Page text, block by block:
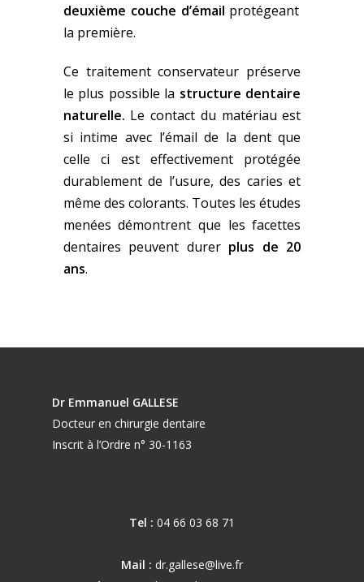
deuxième couche d’émail protégeant
la première.
Ce traitement conservateur préserve
le plus possible la structure dentaire
naturelle. Le contact du matériau est
si intime avec l’émail de la dent que
celle ci est effectivement protégée
durablement de l’usure, des caries et
même des colorants. Toutes les études
menées démontrent que les facettes
dentaires peuvent durer plus de 20
ans.
Dr Emmanuel GALLESE
Docteur en chirurgie dentaire
Inscrit à l’Ordre n° 30-1163
Tel : 04 66 03 68 71
Mail : dr.gallese@live.fr